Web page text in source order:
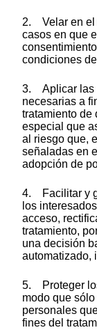
2. Velar en el
casos en que
condiciones
3. Aplicar las
necesarias a
tratamiento de
especial que
al riesgo que,
señaladas en
adopción de
4. Facilitar y
los
acceso,
tratamiento,
una decisión
automatizado,
5. Proteger
modo que
personales
fines del